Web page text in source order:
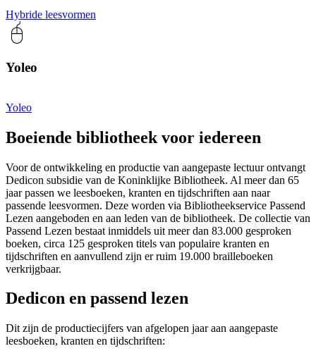
Hybride leesvormen
Yoleo
Yoleo
Boeiende bibliotheek voor iedereen
Voor de ontwikkeling en productie van aangepaste lectuur ontvangt
Dedicon subsidie van de Koninklijke Bibliotheek. Al meer dan 65
jaar passen we leesboeken, kranten en tijdschriften aan naar
passende leesvormen. Deze worden via Bibliotheekservice Passend
Lezen aangeboden en aan leden van de bibliotheek. De collectie van
Passend Lezen bestaat inmiddels uit meer dan 83.000 gesproken
boeken, circa 125 gesproken titels van populaire kranten en
tijdschriften en aanvullend zijn er ruim 19.000 brailleboeken
verkrijgbaar.
Dedicon en passend lezen
Dit zijn de productiecijfers van afgelopen jaar aan aangepaste
leesboeken, kranten en tijdschriften: